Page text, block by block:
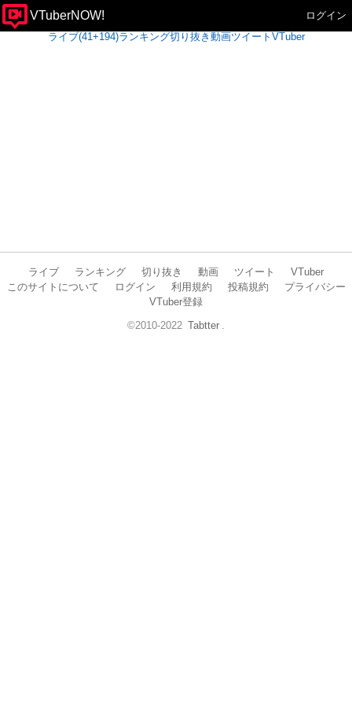
VTuberNOW!
ログイン
ライブ(41+194)ランキング切り抜き 動画ツイート VTuber
ライブ ランキング 切り抜き 動画 ツイート
VTuber
このサイトについて
ログイン 利用規約 投稿規約
プライバシー
VTuber登録
©2010-2022 Tabtter .